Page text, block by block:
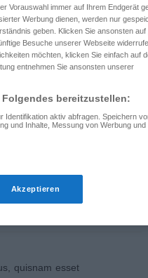
quisnam esset
Vorauswahl immer auf Ihrem Endgerät
Werbung dienen, werden nur
geben. Klicken Sie ansonsten auf
Besuche unserer Webseite
möchten, klicken Sie einfach auf
entnehmen Sie ansonsten unserer
bereitzustellen:
aktiv abfragen. Speichern
und Inhalte, Messung von Werbung und
Akzeptieren